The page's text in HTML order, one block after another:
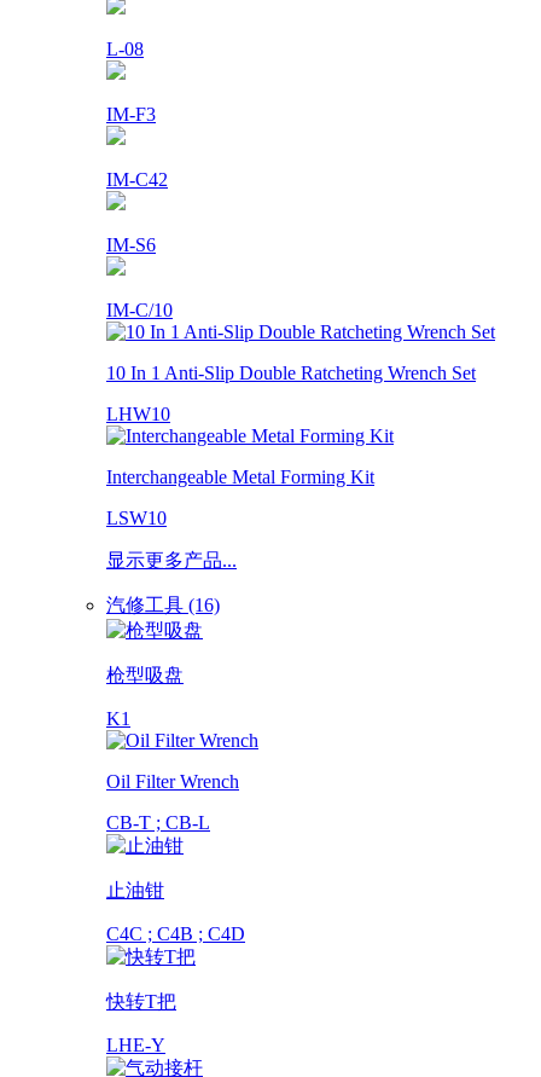
L-08
IM-F3
IM-C42
IM-S6
IM-C/10
10 In 1 Anti-Slip Double Ratcheting Wrench Set
LHW10
Interchangeable Metal Forming Kit
LSW10
显示更多产品...
汽修工具 (16)
枪型吸盘
K1
Oil Filter Wrench
CB-T ; CB-L
止油钳
C4C ; C4B ; C4D
快转T把
LHE-Y